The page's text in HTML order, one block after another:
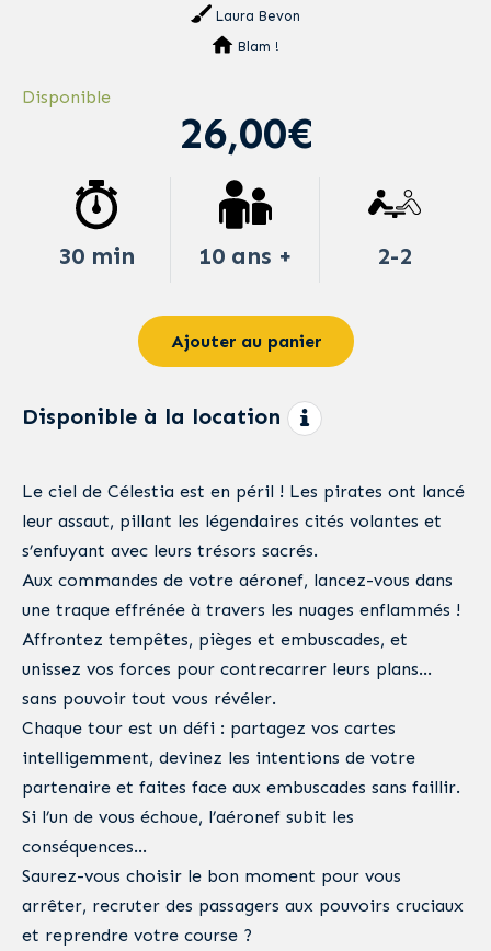
Laura Bevon
Blam !
Disponible
26,00€
30 min 10 ans + 2-2
Ajouter au panier
Disponible à la location
Le ciel de Célestia est en péril ! Les pirates ont lancé
leur assaut, pillant les légendaires cités volantes et
s’enfuyant avec leurs trésors sacrés.
Aux commandes de votre aéronef, lancez-vous dans
une traque effrénée à travers les nuages enflammés !
Affrontez tempêtes, pièges et embuscades, et
unissez vos forces pour contrecarrer leurs plans…
sans pouvoir tout vous révéler.
Chaque tour est un défi : partagez vos cartes
intelligemment, devinez les intentions de votre
partenaire et faites face aux embuscades sans faillir.
Si l’un de vous échoue, l’aéronef subit les
conséquences…
Saurez-vous choisir le bon moment pour vous
arrêter, recruter des passagers aux pouvoirs cruciaux
et reprendre votre course ?